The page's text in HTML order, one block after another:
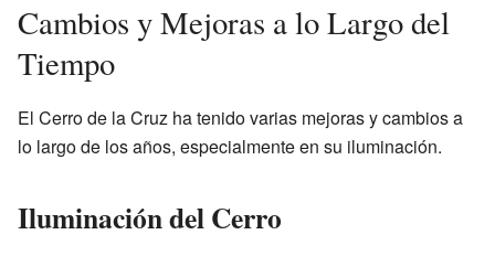
Cambios y Mejoras a lo Largo del
Tiempo
El Cerro de la Cruz ha tenido varias mejoras y cambios a
lo largo de los años, especialmente en su iluminación.
Iluminación del Cerro